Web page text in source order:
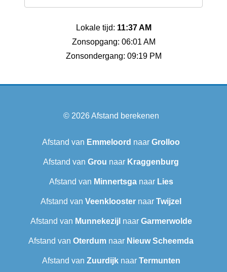
Lokale tijd: 11:37 AM
Zonsopgang: 06:01 AM
Zonsondergang: 09:19 PM
© 2026Afstand berekenen
Afstand van Emmeloord naar Grolloo
Afstand van Grou naar Kraggenburg
Afstand van Minnertsganaar Lies
Afstand van Veenklooster naar Twijzel
Afstand van Munnekezijl naar Garmerwolde
Afstand van Oterdum naar Nieuw Scheemda
Afstand van Zuurdijknaar Termunten